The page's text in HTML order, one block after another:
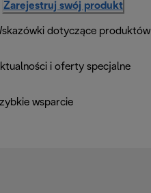
Zarejestruj swój produkt
dotyczące produktów
i oferty specjalne
wsparcie